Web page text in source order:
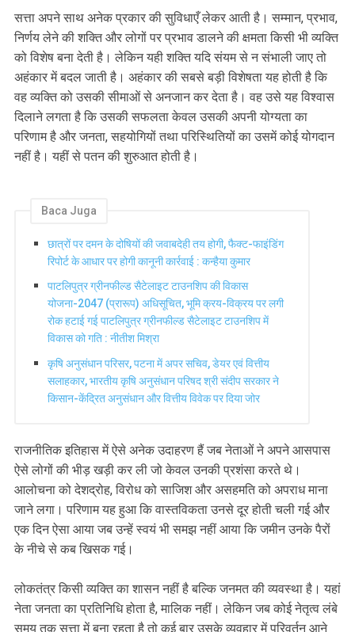
सत्ता अपने साथ अनेक प्रकार की सुविधाएँ लेकर आती है। सम्मान, प्रभाव,
निर्णय लेने की शक्ति और लोगों पर प्रभाव डालने की क्षमता किसी भी व्यक्ति
को विशेष बना देती है। लेकिन यही शक्ति यदि संयम से न संभाली जाए तो
अहंकार में बदल जाती है। अहंकार की सबसे बड़ी विशेषता यह होती है कि
वह व्यक्ति को उसकी सीमाओं से अनजान कर देता है। वह उसे यह विश्वास
दिलाने लगता है कि उसकी सफलता केवल उसकी अपनी योग्यता का
परिणाम है और जनता, सहयोगियों तथा परिस्थितियों का उसमें कोई योगदान
नहीं है। यहीं से पतन की शुरुआत होती है।
Baca Juga
छात्रों पर दमन के दोषियों की जवाबदेही तय होगी, फैक्ट-फाइंडिंग
रिपोर्ट के आधार पर होगी कानूनी कार्रवाई : कन्हैया कुमार
पाटलिपुत्र ग्रीनफील्ड सैटेलाइट टाउनशिप की विकास
योजना-2047 (प्रारूप) अधिसूचित, भूमि क्रय-विक्रय पर लगी
रोक हटाई गई पाटलिपुत्र ग्रीनफील्ड सैटेलाइट टाउनशिप में
विकास को गति : नीतीश मिश्रा
कृषि अनुसंधान परिसर, पटना में अपर सचिव, डेयर एवं वित्तीय
सलाहकार, भारतीय कृषि अनुसंधान परिषद श्री संदीप सरकार ने
किसान-केंद्रित अनुसंधान और वित्तीय विवेक पर दिया जोर
राजनीतिक इतिहास में ऐसे अनेक उदाहरण हैं जब नेताओं ने अपने आसपास
ऐसे लोगों की भीड़ खड़ी कर ली जो केवल उनकी प्रशंसा करते थे।
आलोचना को देशद्रोह, विरोध को साजिश और असहमति को अपराध माना
जाने लगा। परिणाम यह हुआ कि वास्तविकता उनसे दूर होती चली गई और
एक दिन ऐसा आया जब उन्हें स्वयं भी समझ नहीं आया कि जमीन उनके पैरों
के नीचे से कब खिसक गई।
लोकतंत्र किसी व्यक्ति का शासन नहीं है बल्कि जनमत की व्यवस्था है। यहां
नेता जनता का प्रतिनिधि होता है, मालिक नहीं। लेकिन जब कोई नेतृत्व लंबे
समय तक सत्ता में बना रहता है तो कई बार उसके व्यवहार में परिवर्तन आने